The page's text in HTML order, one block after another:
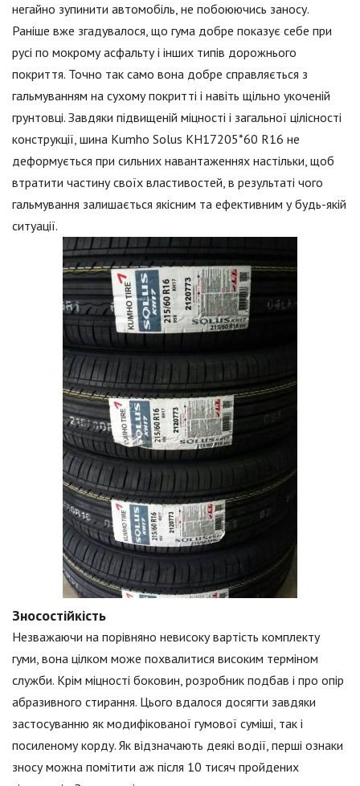
негайно зупинити автомобіль, не побоюючись заносу.
Раніше вже згадувалося, що гума добре показує себе при
русі по мокрому асфальту і інших типів дорожнього
покриття. Точно так само вона добре справляється з
гальмуванням на сухому покритті і навіть щільно укоченій
грунтовці. Завдяки підвищеній міцності і загальної цілісності
конструкції, шина Kumho Solus KH17205*60 R16 не
деформується при сильних навантаженнях настільки, щоб
втратити частину своїх властивостей, в результаті чого
гальмування залишається якісним та ефективним у будь-якій
ситуації.
Зносостійкість
Незважаючи на порівняно невисоку вартість комплекту
гуми, вона цілком може похвалитися високим терміном
служби. Крім міцності боковин, розробник подбав і про опір
абразивного стирання. Цього вдалося досягти завдяки
застосуванню як модифікованої гумової суміші, так і
посиленому корду. Як відзначають деякі водії, перші ознаки
зносу можна помітити аж після 10 тисяч пройдених